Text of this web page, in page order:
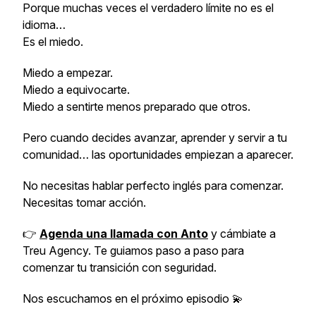
Porque muchas veces el verdadero límite no es el
idioma…
Es el miedo.
Miedo a empezar.
Miedo a equivocarte.
Miedo a sentirte menos preparado que otros.
Pero cuando decides avanzar, aprender y servir a tu
comunidad… las oportunidades empiezan a aparecer.
No necesitas hablar perfecto inglés para comenzar.
Necesitas tomar acción.
👉 Agenda una llamada con Anto y cámbiate a
Treu Agency. Te guiamos paso a paso para
comenzar tu transición con seguridad.
Nos escuchamos en el próximo episodio 💫